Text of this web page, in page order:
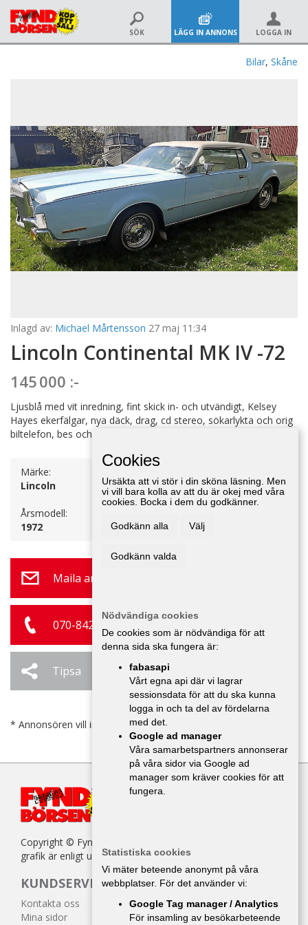
SÖK LÄGG IN ANNONS LOGGA IN
Bilar, Skåne
Inlagd av: Michael Mårtensson 27 maj 11:34
Lincoln Continental MK IV -72
145 000 :-
Ljusblå med vit inredning, fint skick in- och utvändigt, Kelsey
Hayes ekerfälgar, nya däck, drag, cd stereo, sökarlykta och orig
biltelefon, bes och körklar.
Märke:
Lincoln
Automat
Årsmodell:
1972
Maila annonsör
070-842 05 23
Tipsa
* Annonsören vill inte bli kontaktad av försäljare.
Copyright © Fyndbörsen. All kopiering av texter, bilder eller
grafik är enligt upphovsrättslagen förbjuden.
KUNDSERVICE
Kontakta oss
Mina sidor
Cookies
Ursäkta att vi stör i din sköna läsning. Men
vi vill bara kolla av att du är okej med våra
cookies. Bocka i dem du godkänner.
Godkänn alla Välj
Godkänn valda
Nödvändiga cookies
De cookies som är nödvändiga för att
denna sida ska fungera är:
fabasapi
Vårt egna api där vi lagrar
sessionsdata för att du ska kunna
logga in och ta del av fördelarna
med det.
Google ad manager
Våra samarbetspartners annonserar
på våra sidor via Google ad
manager som kräver cookies för att
fungera.
Statistiska cookies
Vi mäter beteende anonymt på våra
webbplatser. För det använder vi:
Google Tag manager / Analytics
För insamling av besökarbeteende